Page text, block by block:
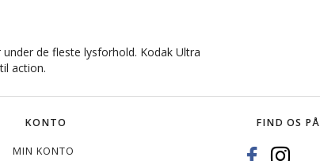
de fleste lysforhold. Kodak Ultra
action.
KONTO
MIN KONTO
FIND OS PÅ